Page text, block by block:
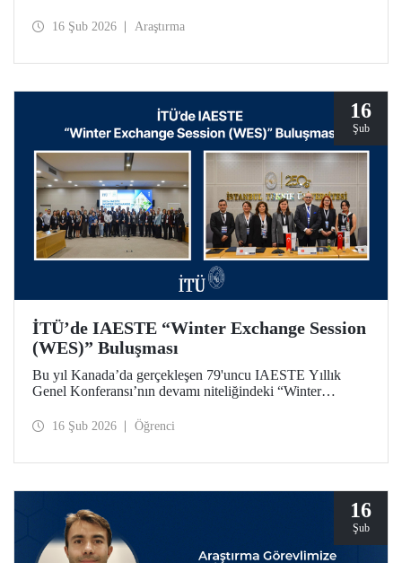
(FAVOR)” başlıklı 1.182.360 avro bütçeli AB HORIZON
16 Şub 2026 Araştırma
16
Şub
İTÜ’de IAESTE “Winter Exchange Session
(WES)” Buluşması
Bu yıl Kanada’da gerçekleşen 79'uncu IAESTE Yıllık
Genel Konferansı’nın devamı niteliğindeki “Winter
Üniversitesi ev sahipliğinde, Süleyman Demirel Kültür
16 Şub 2026 Öğrenci
16
Şub